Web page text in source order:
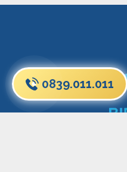
0839.011.011